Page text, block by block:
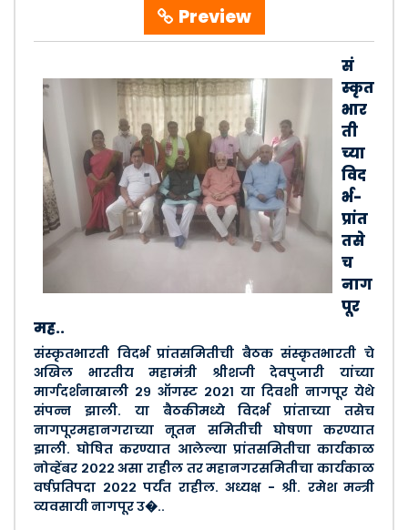
Preview
सं
स्कृत
भार
ती
च्या
विद
र्भ-
प्रांत
तसे
च
नाग
पूर
मह..
संस्कृतभारती विदर्भ प्रांतसमितीची बैठक संस्कृतभारती चे
अखिल भारतीय महामंत्री श्रीशजी देवपुजारी यांच्या
मार्गदर्शनाखाली २९ ऑगस्ट २०२१ या दिवशी नागपूर येथे
संपन्न झाली. या बैठकीमध्ये विदर्भ प्रांताच्या तसेच
नागपूरमहानगराच्या नूतन समितीची घोषणा करण्यात
झाली. घोषित करण्यात आलेल्या प्रांतसमितीचा कार्यकाळ
नोव्हेंबर २०२२ असा राहील तर महानगरसमितीचा कार्यकाळ
वर्षप्रतिपदा २०२२ पर्यंत राहील. अध्यक्ष - श्री. रमेश मन्त्री
व्यवसायी नागपूर उ�..